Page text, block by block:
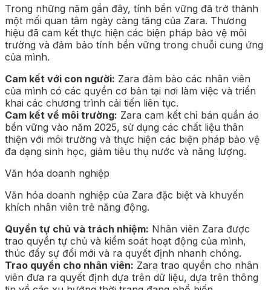
Trong những năm gần đây, tính bền vững đã trở thành
một mối quan tâm ngày càng tăng của Zara. Thương
hiệu đã cam kết thực hiện các biện pháp bảo vệ môi
trường và đảm bảo tính bền vững trong chuỗi cung ứng
của mình.
Cam kết với con người: Zara đảm bảo các nhân viên
của mình có các quyền cơ bản tại nơi làm việc và triển
khai các chương trình cải tiến liên tục.
Cam kết về môi trường: Zara cam kết chỉ bán quần áo
bền vững vào năm 2025, sử dụng các chất liệu thân
thiện với môi trường và thực hiện các biện pháp bảo vệ
đa dạng sinh học, giảm tiêu thụ nước và năng lượng.
Văn hóa doanh nghiệp
Văn hóa doanh nghiệp của Zara đặc biệt và khuyến
khích nhân viên trẻ năng động.
Quyền tự chủ và trách nhiệm: Nhân viên Zara được
trao quyền tự chủ và kiểm soát hoạt động của mình,
thúc đẩy sự đổi mới và ra quyết định nhanh chóng.
Trao quyền cho nhân viên: Zara trao quyền cho nhân
viên đưa ra quyết định dựa trên dữ liệu, dựa trên thông